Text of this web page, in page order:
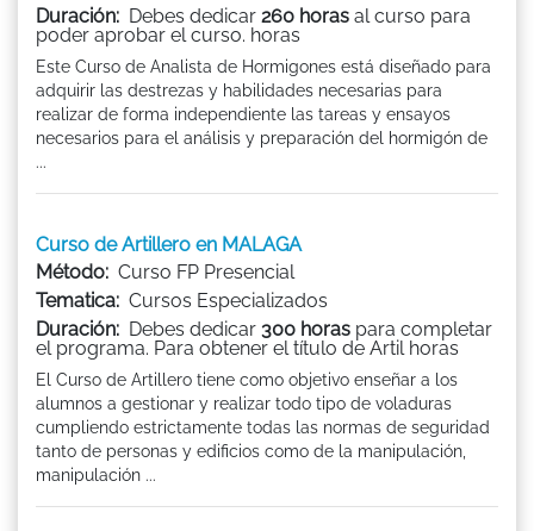
Duración: Debes dedicar 260 horas al curso para
poder aprobar el curso. horas
Este Curso de Analista de Hormigones está diseñado para
adquirir las destrezas y habilidades necesarias para
realizar de forma independiente las tareas y ensayos
necesarios para el análisis y preparación del hormigón de
...
Curso de Artillero en MALAGA
Método: Curso FP Presencial
Tematica: Cursos Especializados
Duración: Debes dedicar 300 horas para completar
el programa. Para obtener el título de Artil horas
El Curso de Artillero tiene como objetivo enseñar a los
alumnos a gestionar y realizar todo tipo de voladuras
cumpliendo estrictamente todas las normas de seguridad
tanto de personas y edificios como de la manipulación,
manipulación ...